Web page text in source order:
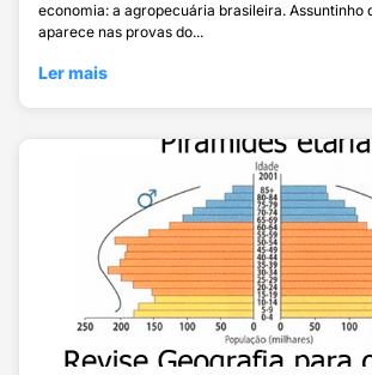
economia: a agropecuária brasileira. Assuntinho
aparece nas provas do...
Ler mais